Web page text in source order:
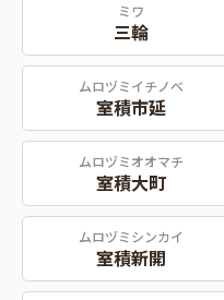
ミワ
三輪
ムロヅミイチノベ
室積市延
ムロヅミオオマチ
室積大町
ムロヅミシンカイ
室積新開